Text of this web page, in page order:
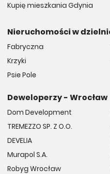
Kupię mieszkania Gdynia
Nieruchomości w
Fabryczna
Krzyki
Psie Pole
Deweloperzy - Wrocław
Dom Development
TREMEZZO SP. Z O.O.
DEVELIA
Murapol S.A.
Robyg Wrocław